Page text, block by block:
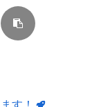
す！